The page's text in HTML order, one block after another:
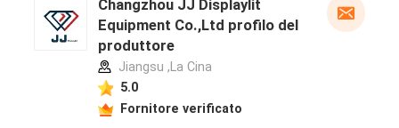
Changzhou JJ Displaylit
Equipment Co.,Ltd profilo del
produttore
Jiangsu ,La Cina
5.0
Fornitore verificato